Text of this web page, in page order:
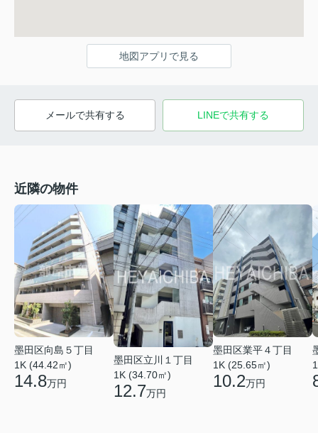
地図アプリで見る
メールで共有する LINEで共有する
近隣の物件
墨田区向島５丁目
1K (44.42㎡)
14.8万円
墨田区立川１丁目
1K (34.70㎡)
12.7万円
墨田区業平４丁目
1K (25.65㎡)
10.2万円